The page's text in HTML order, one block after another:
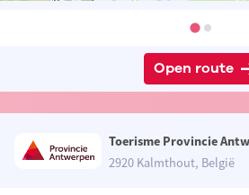
Open route
Toerisme Provincie
2920 Kalmthout, België